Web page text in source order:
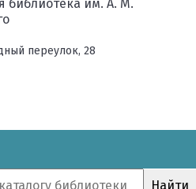
библиотека им. А. М.
переулок, 28